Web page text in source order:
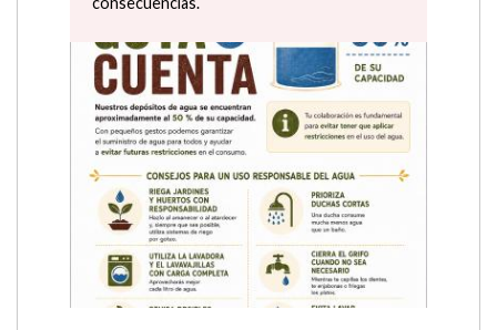
Ya está aquí la programación de las Jornadas
próximas semanas disfrutaremos de charlas,
talleres, deporte,...